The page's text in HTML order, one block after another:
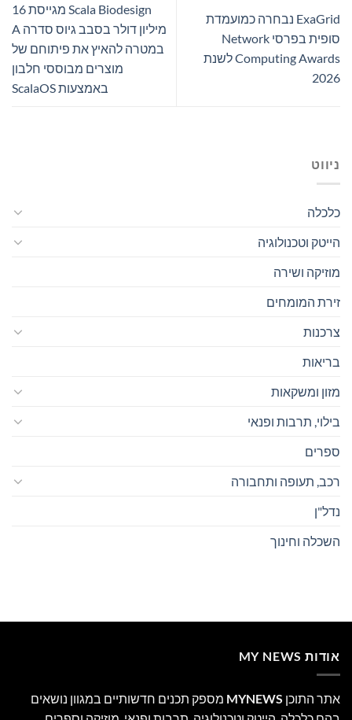
ExaGrid נבחרה כמועמדת
סופית בפרסי Network
Computing Awards לשנת
2026
Scala Biodesign מגייסת 16
מיליון דולר בסבב גיוס סדרה A
במטרה להאיץ את פיתוחם של
מוצרים מבוססי חלבון
באמצעות ScalaOS
ניווט
כלכלה
הייטק וטכנולוגיה
מוזיקה ושירה
זירת המומחים
צרכנות
בריאות
מזון ומשקאות
בילוי, תרבות ופנאי
ספרים
רכב, תעופה ותחבורה
נדל"ן
השכלה וחינוך
אודות MY NEWS
אתר התוכן MYNEWS מספק תכנים חדשותיים במגוון נושאים